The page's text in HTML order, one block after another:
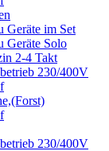
Geräte im Set
Geräte Solo
2-4 Takt
230/400V
230/400V